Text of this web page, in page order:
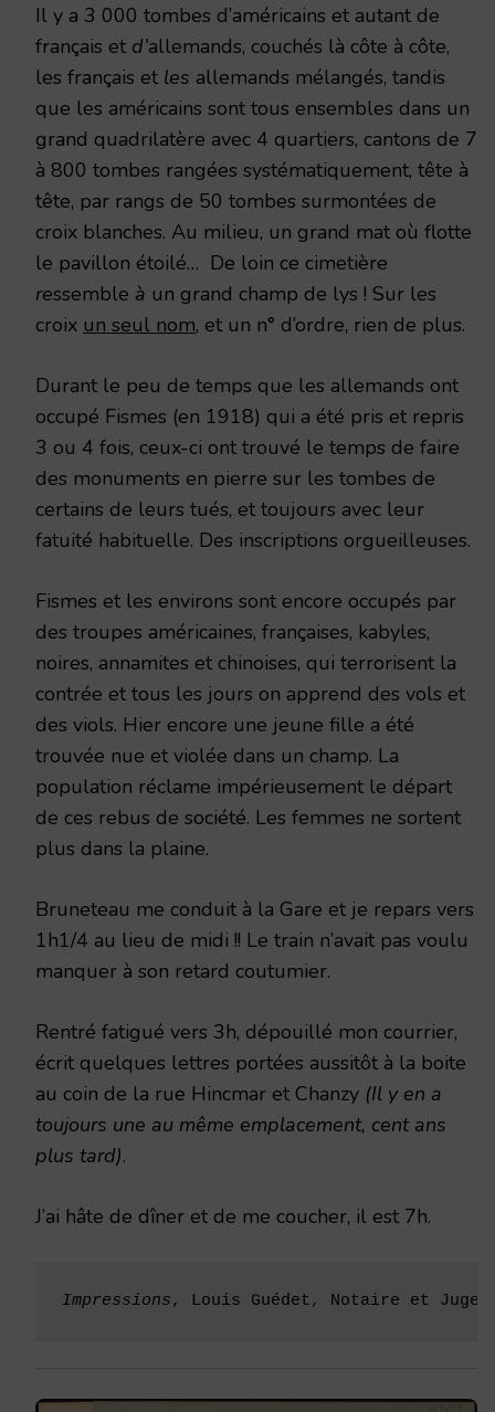
Il y a 3 000 tombes d’américains et autant de
français et d’allemands, couchés là côte à côte,
les français et les allemands mélangés, tandis
que les américains sont tous ensembles dans un
grand quadrilatère avec 4 quartiers, cantons de 7
à 800 tombes rangées systématiquement, tête à
tête, par rangs de 50 tombes surmontées de
croix blanches. Au milieu, un grand mat où flotte
le pavillon étoilé… De loin ce cimetière
ressemble à un grand champ de lys ! Sur les
croix un seul nom, et un n° d’ordre, rien de plus.
Durant le peu de temps que les allemands ont
occupé Fismes (en 1918) qui a été pris et repris
3 ou 4 fois, ceux-ci ont trouvé le temps de faire
des monuments en pierre sur les tombes de
certains de leurs tués, et toujours avec leur
fatuité habituelle. Des inscriptions orgueilleuses.
Fismes et les environs sont encore occupés par
des troupes américaines, françaises, kabyles,
noires, annamites et chinoises, qui terrorisent la
contrée et tous les jours on apprend des vols et
des viols. Hier encore une jeune fille a été
trouvée nue et violée dans un champ. La
population réclame impérieusement le départ
de ces rebus de société. Les femmes ne sortent
plus dans la plaine.
Bruneteau me conduit à la Gare et je repars vers
1h1/4 au lieu de midi !! Le train n’avait pas voulu
manquer à son retard coutumier.
Rentré fatigué vers 3h, dépouillé mon courrier,
écrit quelques lettres portées aussitôt à la boite
au coin de la rue Hincmar et Chanzy (Il y en a
toujours une au même emplacement, cent ans
plus tard).
J’ai hâte de dîner et de me coucher, il est 7h.
Impressions, Louis Guédet, Notaire et